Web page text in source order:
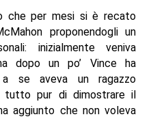
che per mesi si è recato
proponendogli un
inizialmente veniva
dopo un po’ Vince ha
se aveva un ragazzo
pur di dimostrare il
aggiunto che non voleva